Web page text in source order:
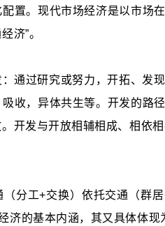
置。现代市场经济是以市场
济”。
：通过研究或努力，开拓、发
收，异体共生等。开发的路
开发与开放相辅相成、相依
（分工+交换）依托交通（群
济的基本内涵，其又具体体现